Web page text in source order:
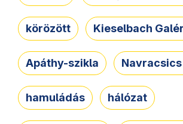
körözött Kieselbach
Apáthy-szikla
hamuládás hálózat